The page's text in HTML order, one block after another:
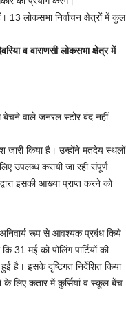
लोकसभा निर्वाचन क्षेत्रों में कुल
व वाराणसी लोकसभा क्षेत्र में
बेचने वाले जनरल स्टोर बंद नहीं
जारी किया है। उन्होंने मतदेय स्थलों
उपलब्ध करायी जा रही संपूर्ण
इसकी आख्या प्राप्त करने को
अनिवार्य रूप से आवश्यक प्रबंध किये
31 मई को पोलिंग पार्टियों की
है। इसके दृष्टिगत निर्देशित किया
के लिए कतार में कुर्सियां व स्कूल बेंच